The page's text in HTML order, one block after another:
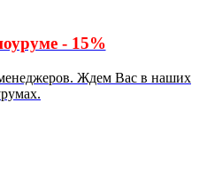
- 15%
Ждем Вас в наших